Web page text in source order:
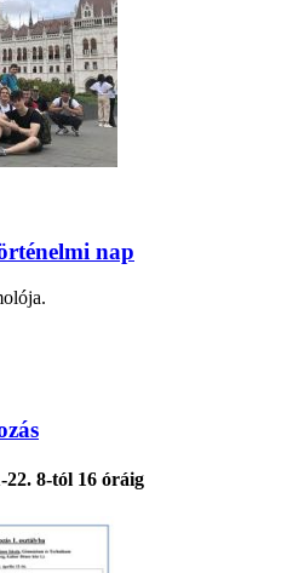
nap
22. 8-tól 16 óráig